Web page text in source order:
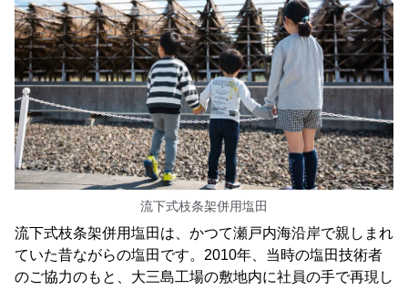
流下式枝条架併用塩田
流下式枝条架併用塩田は、かつて瀬戸内海沿岸で親しまれ
ていた昔ながらの塩田です。2010年、当時の塩田技術者
のご協力のもと、大三島工場の敷地内に社員の手で再現し